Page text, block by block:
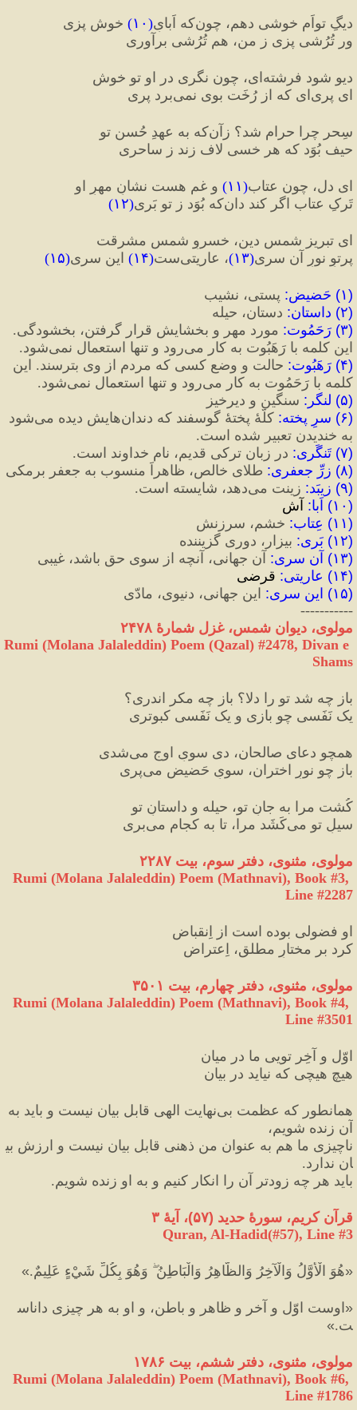
دیگِ تواَم خوشی دهم، چون‌که اَبایِ ( ۱۰) خوش پزی
ور تُرُشی پزی ز من، هم تُرُشی برآوری
دیو شود فرشته‌ای، چون نگری در او تو خوش
ای پری‌ای که از رُخَت بوی نمی‌برد پری
سِحر چرا حرام شد؟ زآن‌که به عهدِ حُسنِ تو
حیف بُوَد که هر خسی لاف زند ز ساحری
ای دل، چون عتاب(۱۱) و غم هست نشانِ مهرِ او
تَرکِ عتاب اگر کند دان‌که بُوَد ز تو بَری
(۱۲)
ای تبریز شمسِ دین، خسروِ شمسِ مشرقت
پرتوِ نورِ آن سری(۱۳)، عاریتی‌ست (۱۴) این سری(۱۵)
(۱) حَضیض: پستی، نشیب
(۲) داستان: دستان، حیله
(۳) رَحَمُوت:
این کلمه با رَهَبُوت به کار می‌رود و تنها استعمال نمی‌شود.
(۴) رَهَبُوت:
کلمه با رَحَمُوت به کار می‌رود و تنها استعمال نمی‌شود.
(۵) لنگر : سنگین و دیرخیز
(۶) سرِ پخته:
به خندیدن تعبیر شده است.
(۷) تَنگَری: در زبان ترکی قدیم، نامِ خداوند است.
(۸) زرِّ جعفری: طلای خالص، ظاهراً منسوب به جعفر برمکی
(۹) زیبَد: زینت می‌دهد، شایسته است.
( ۱۰) اَبا: آش
(۱۱) عِتاب: خشم، سرزنش
(۱۲) بَری: بیزار، دوری گزیننده
(۱۳) آن سری: آن جهانی، آنچه از سوی حق باشد، غیبی
(۱۴) عاریتی: قرضی
(۱۵) این سری: این جهانی، دنیوی، مادّی
-----------
مولوی، دیوان شمس، غزل شمارهٔ ۲۴۷۸
Rumi (Molana Jalaleddin) Poem (Qazal) #2478, Divan e
Shams
باز چه شد تو را دلا؟ باز چه مکر اندری؟
یک نَفَسی چو بازی و یک نَفَسی کبوتری
همچو دعای صالحان، دی سویِ اوج می‌شدی
باز چو نورِ اختران، سویِ حَضیض می‌پری
کُشت مرا به جانِ تو، حیله و داستانِ تو
سیلِ تو می‌کَشَد مرا، تا به کجام می‌بری
مولوی، مثنوی، دفتر سوم، بیت ۲۲۸۷
Rumi (Molana Jalaleddin) Poem (Mathnavi), Book #3,
Line #2287
او فضولی بوده است از اِنقباض
کرد بر مختارِ مطلق، اِعتراض
مولوی، مثنوی، دفتر چهارم، بیت ۳۵۰۱
Rumi (Molana Jalaleddin) Poem (Mathnavi), Book #4,
Line #3501
اوّل و آخِر تویی ما در میان
هیچ هیچی که نیاید در بیان
همانطور که عظمت بی‌نهایت الهی قابل بیان نیست و باید به
آن زنده شویم،
ناچیزی ما هم به عنوان من ذهنی قابل بیان نیست و ارزش بی
ان ندارد.
باید هر چه زودتر آن را انکار کنیم و به او زنده شویم.
قرآن کریم، سورهٔ حدید (۵۷)، آیهٔ ۳
Quran, Al-Hadid(#57), Line #3
«هُوَ الْأَوَّلُ وَالْآخِرُ وَالظَّاهِرُ وَالْبَاطِنُ ۖ وَهُوَ بِكُلِّ شَيْءٍ عَلِيمٌ.»
«اوست اوّل و آخر و ظاهر و باطن، و او به هر چيزى داناس
ت.»
مولوی، مثنوی، دفتر ششم، بیت ۱۷۸۶
Rumi (Molana Jalaleddin) Poem (Mathnavi), Book #6,
Line #1786